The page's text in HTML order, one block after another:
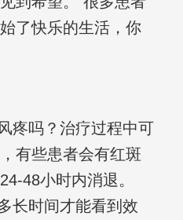
了快乐的生活，你
疼吗？治疗过程中可
有些患者会有红斑
48小时内消退。
长时间才能看到效